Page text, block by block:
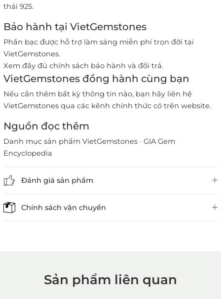
thái 925.
Bảo hành tại VietGemstones
Phần bạc được hỗ trợ làm sáng miễn phí trọn đời tại
VietGemstones.
Xem đầy đủ chính sách bảo hành và đổi trả.
VietGemstones đồng hành cùng bạn
Nếu cần thêm bất kỳ thông tin nào, bạn hãy liên hệ
VietGemstones qua các kênh chính thức có trên website.
Nguồn đọc thêm
Danh mục sản phẩm VietGemstones · GIA Gem
Encyclopedia
Đánh giá sản phẩm
Chính sách vận chuyển
1. Mua hàng trực tiếp tại VietGemstones
Sản phẩm liên quan